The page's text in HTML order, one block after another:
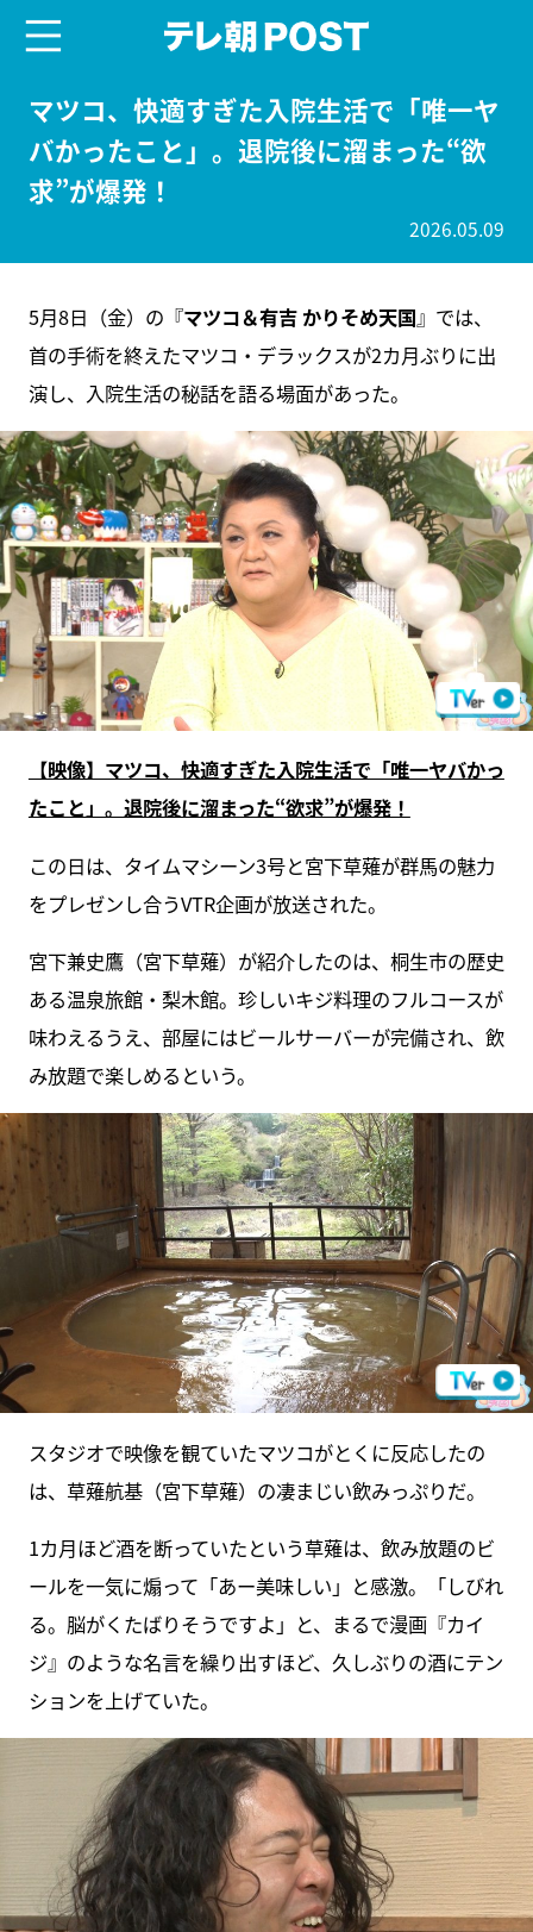
マツコ、快適すぎた入院生活で「唯一ヤ
バかったこと」。退院後に溜まった“欲
求”が爆発！
2026.05.09
5月8日（金）の『マツコ＆有吉 かりそめ天国』では、
首の手術を終えたマツコ・デラックスが2カ月ぶりに出
演し、入院生活の秘話を語る場面があった。
【映像】マツコ、快適すぎた入院生活で「唯一ヤバかっ
たこと」。退院後に溜まった“欲求”が爆発！
この日は、タイムマシーン3号と宮下草薙が群馬の魅力
をプレゼンし合うVTR企画が放送された。
宮下兼史鷹（宮下草薙）が紹介したのは、桐生市の歴史
ある温泉旅館・梨木館。珍しいキジ料理のフルコースが
味わえるうえ、部屋にはビールサーバーが完備され、飲
み放題で楽しめるという。
スタジオで映像を観ていたマツコがとくに反応したの
は、草薙航基（宮下草薙）の凄まじい飲みっぷりだ。
1カ月ほど酒を断っていたという草薙は、飲み放題のビ
ールを一気に煽って「あー美味しい」と感激。「しびれ
る。脳がくたばりそうですよ」と、まるで漫画『カイ
ジ』のような名言を繰り出すほど、久しぶりの酒にテン
ションを上げていた。